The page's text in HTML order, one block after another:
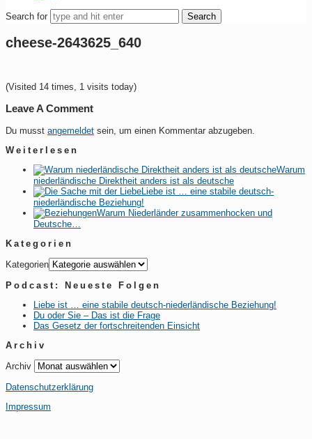
Search for
cheese-2643625_640
(Visited 14 times, 1 visits today)
Leave A Comment
Du musst angemeldet sein, um einen Kommentar abzugeben.
Weiterlesen
Warum
niederländische Direktheit anders ist als deutsche
Liebe ist … eine stabile deutsch-
niederländische Beziehung!
Warum Niederländer zusammenhocken und
Deutsche…
Kategorien
Kategorien
Podcast: Neueste Folgen
Liebe ist … eine stabile deutsch-niederländische Beziehung!
Du oder Sie – Das ist die Frage
Das Gesetz der fortschreitenden Einsicht
Archiv
Archiv
Datenschutzerklärung
Impressum